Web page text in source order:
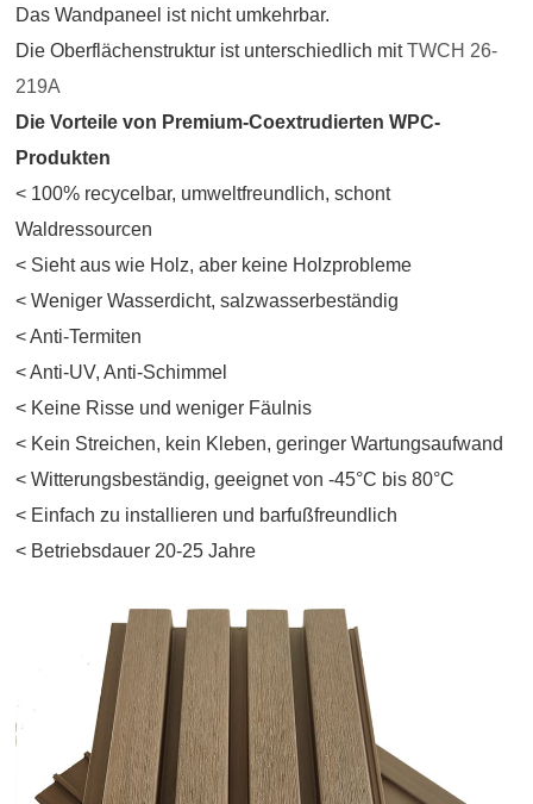
Das Wandpaneel ist nicht umkehrbar.
Die Oberflächenstruktur ist unterschiedlich mitTWCH 26-
219A
Die Vorteile von Premium-Coextrudierten WPC-
Produkten
< 100% recycelbar, umweltfreundlich, schont
Waldressourcen
< Sieht aus wie Holz, aber keine Holzprobleme
< Weniger Wasserdicht, salzwasserbeständig
< Anti-Termiten
< Anti-UV, Anti-Schimmel
< Keine Risse und weniger Fäulnis
< Kein Streichen, kein Kleben, geringer Wartungsaufwand
< Witterungsbeständig, geeignet von -45°C bis 80°C
< Einfach zu installieren und barfußfreundlich
< Betriebsdauer 20-25 Jahre